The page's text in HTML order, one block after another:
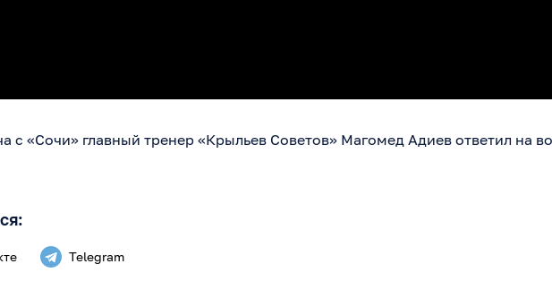
с «Сочи» главный тренер «Крыльев Советов» Магомед Адиев ответил на
Telegram